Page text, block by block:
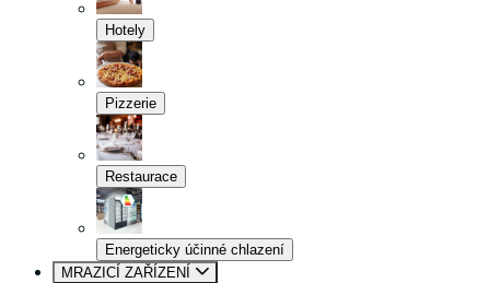
Hotely
Pizzerie
Restaurace
Energeticky účinné chlazení
MRAZICÍ ZAŘÍZENÍ